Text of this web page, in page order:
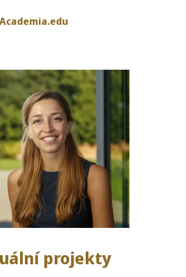
Academia.edu
projekty